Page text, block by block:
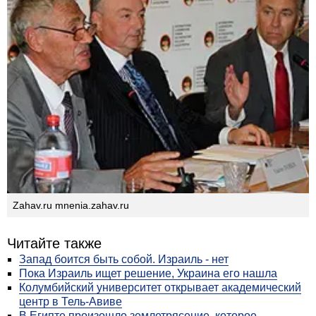
Zahav.ru mnenia.zahav.ru
Читайте также
Запад боится быть собой. Израиль - нет
Пока Израиль ищет решение, Украина его нашла
Колумбийский университет открывает академический
центр в Тель-Авиве